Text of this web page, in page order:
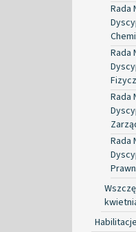
Rada
Rada
Rada
Rada
Habilitacje